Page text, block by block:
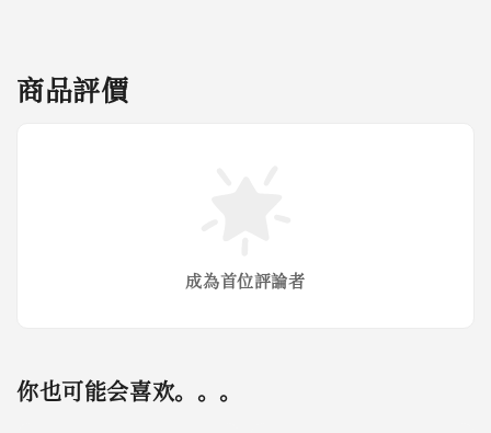
商品評價
成為首位評論者
你也可能会喜欢。。。